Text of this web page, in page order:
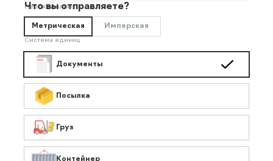
Необязательно
Что вы отправляете?
Метрическая Имперская
Система единиц
Документы
Посылка
Груз
Контейнер